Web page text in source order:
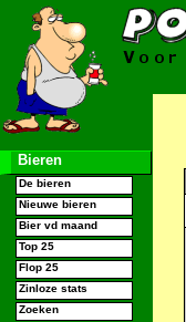
Bieren
De bieren
Nieuwe bieren
Bier vd maand
Top 25
Flop 25
Zinloze stats
Zoeken